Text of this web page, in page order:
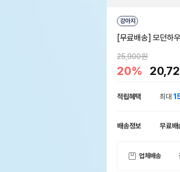
강아지
[무료배송] 모던하
25,900원
20%
적립혜택 최대
배송정보 무료배
업체배송